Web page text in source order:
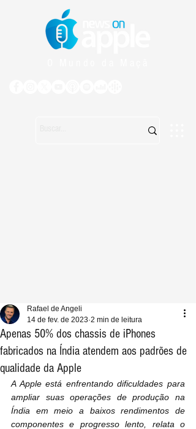
Apenas 50% dos chassis de iPhones
fabricados na Índia atendem aos padrões de
qualidade da Apple
Rafael de Angeli
14 de fev. de 2023 2 min de leitura
A Apple está enfrentando dificuldades para
ampliar suas operações de produção na
Índia em meio a baixos rendimentos de